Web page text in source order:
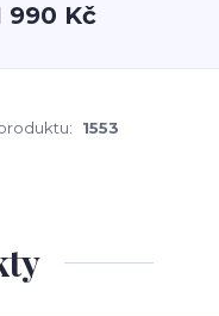
990 Kč
1553